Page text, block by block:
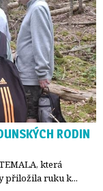
RODIN
která
přiložila ruku k...